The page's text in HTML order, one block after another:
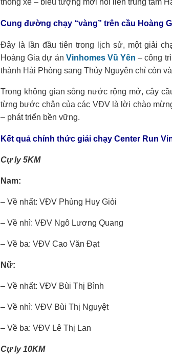
thông xe – biểu tượng mới nối liền trung tâm
Cung đường chạy “vàng” trên cầu Hoàng
Đây là lần đầu tiên trong lịch sử, một giải
Hoàng Gia dự án Vinhomes Vũ Yên – công
thành Hải Phòng sang Thủy Nguyên chỉ còn
Trong không gian sông nước rộng mở, cây
từng bước chân của các VĐV là lời chào
– phát triển bền vững.
Kết quả chính thức giải chạy Center Run
Cự ly 5KM
Nam:
– Về nhất: VĐV Phùng Huy Giỏi
– Về nhì: VĐV Ngô Lương Quang
– Về ba: VĐV Cao Văn Đạt
Nữ:
– Về nhất: VĐV Bùi Thị Bình
– Về nhì: VĐV Bùi Thị Nguyệt
– Về ba: VĐV Lê Thị Lan
Cự ly 10KM